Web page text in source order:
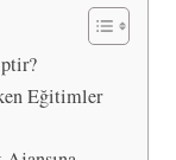
Eğitimler